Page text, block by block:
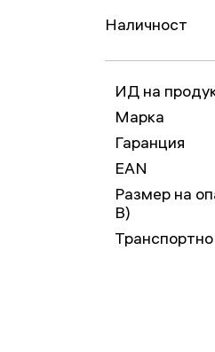
Наличност
ИД на
Марка
Гаранция
EAN
Размер на
В)